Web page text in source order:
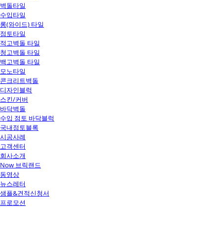
벽돌타일
수입타일
롱(와이드) 타일
점토타일
적고벽돌 타일
청고벽돌 타일
백고벽돌 타일
모노타일
콘크리트벽돌
디자인블럭
스킨/커버
바닥벽돌
수입 점토 바닥블럭
국내점토블록
시공사례
고객센터
회사소개
Now 브릭랜드
동영상
뉴스레터
샘플&견적신청서
프로모션